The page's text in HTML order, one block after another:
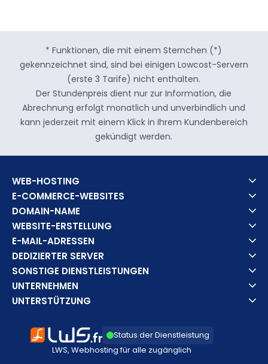
* Funktionen, die mit einem Sternchen (*)
gekennzeichnet sind, sind bei einigen Lowcost-Servern
(erste 3 Tarife) nicht enthalten.
Der Stundenpreis dient nur zur Information, die
Abrechnung erfolgt monatlich und unverbindlich und
kann jederzeit mit einem Klick in Ihrem Kundenbereich
gekündigt werden.
WEB-HOSTING
E-COMMERCE-WEBSITES
DOMAIN-NAME
WEBSITE-ERSTELLUNG
E-MAIL-ADRESSEN
DEDIZIERTER SERVER
SONSTIGE DIENSTLEISTUNGEN
UNTERNEHMEN
UNTERSTÜTZUNG
Status der Dienstleistung
LWS, Webhosting für alle zugänglich